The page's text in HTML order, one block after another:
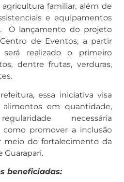
familiar, além de
e equipamentos
O lançamento do projeto
de Eventos, a partir
realizado o primeiro
dentre frutas, verduras,
essa iniciativa visa
em quantidade,
necessária
promover a inclusão
meio do fortalecimento da
Guarapari.
beneficiadas: